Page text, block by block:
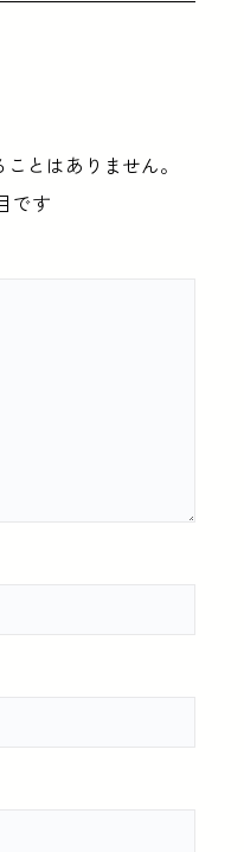
とはありません。
です